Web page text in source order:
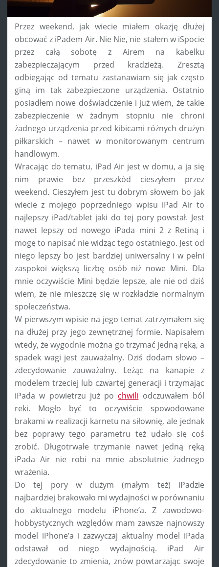
Przez weekend, jak wiecie miałem okazję dłużej
obcować z iPadem Air. Nie Nie, nie stałem w iSpocie
przez całą sobotę z Airem na kabelku
zabezpieczającym przed kradzieżą. Zresztą
odbiegając od tematu zastanawiam się jak często
giną im tak zabezpieczone urządzenia. Ostatnio
posiadłem nowe doświadczenie i już wiem, że takie
zabezpieczenie w żadnym stopniu nie chroni
żadnego urządzenia przed kibicami różnych drużyn
piłkarskich – nawet w monitorowanym centrum
handlowym.
Wracając do tematu, iPad Air jest w domu, a ja się
nim prawie bez przeszkód cieszyłem przez
weekend. Cieszyłem jest tu dobrym słowem bo jak
wiecie z mojego poprzedniego wpisu iPad Air to
najlepszy iPad/tablet jaki do tej pory powstał. Jest
nawet lepszy od nowego iPada mini 2 z Retiną i
mogę to napisać nie widząc tego ostatniego. Jest od
niego lepszy bo jest bardziej uniwersalny i w pełni
zaspokoi większą liczbę osób niż nowe Mini. Dla
mnie oczywiście Mini będzie lepsze, ale nie od dziś
wiem, że nie mieszczę się w rozkładzie normalnym
społeczeństwa.
W pierwszym wpisie na jego temat zatrzymałem się
na dłużej przy jego zewnętrznej formie. Napisałem
wtedy, że wygodnie można go trzymać jedną ręką, a
spadek wagi jest zauważalny. Dziś dodam słowo –
zdecydowanie zauważalny. Leżąc na kanapie z
modelem trzeciej lub czwartej generacji i trzymając
iPada w powietrzu już po chwili odczuwałem ból
reki. Mogło być to oczywiście spowodowane
brakami w realizacji karnetu na siłownię, ale jednak
bez poprawy tego parametru też udało się coś
zrobić. Długotrwałe trzymanie nawet jedną ręką
iPada Air nie robi na mnie absolutnie żadnego
wrażenia.
Do tej pory w dużym (małym też) iPadzie
najbardziej brakowało mi wydajności w porównaniu
do aktualnego modelu iPhone’a. Z zawodowo-
hobbystycznych względów mam zawsze najnowszy
model iPhone’a i zazwyczaj aktualny model iPada
odstawał od niego wydajnością. iPad Air
zdecydowanie to zmienia, znów powtarzając swoje